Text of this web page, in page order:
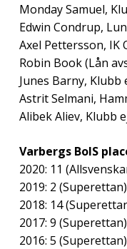
Monday Samuel,
Edwin Condrup,
Axel Pettersson, IK
Robin Book (Lån
Junes Barny,
Astrit Selmani,
Alibek Aliev, Klubb
Varbergs BoIS
2020: 11
2019: 2 (Superettan)
2018: 14
2017: 9 (Superettan)
2016: 5 (Superettan)